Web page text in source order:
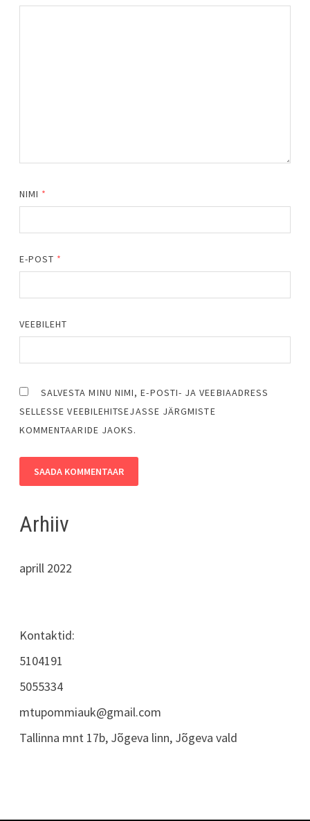
NIMI *
E-POST *
VEEBILEHT
SALVESTA MINU NIMI, E-POSTI- JA VEEBIAADRESS
SELLESSE VEEBILEHITSEJASSE JÄRGMISTE
KOMMENTAARIDE JAOKS.
Arhiiv
aprill 2022
Kontaktid:
5104191
5055334
mtupommiauk@gmail.com
Tallinna mnt 17b, Jõgeva linn, Jõgeva vald